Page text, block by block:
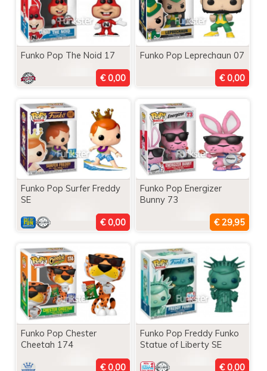
Funko Pop The Noid 17 Funko Pop Leprechaun 07
Funko Pop Surfer Freddy
SE
Funko Pop Energizer
Bunny 73
Funko Pop Chester
Cheetah 174
Funko Pop Freddy Funko
Statue of Liberty SE